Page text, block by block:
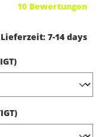
10 Bewertungen
7-14 days
AUSWÄHLEN
AUSWÄHLEN